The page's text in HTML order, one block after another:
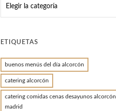
ETIQUETAS
buenos menús del día alcorcón
catering alcorcón
catering comidas cenas desayunos alcorcón
madrid